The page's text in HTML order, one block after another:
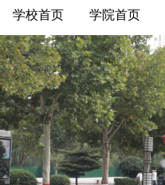
学校首页 学院首页